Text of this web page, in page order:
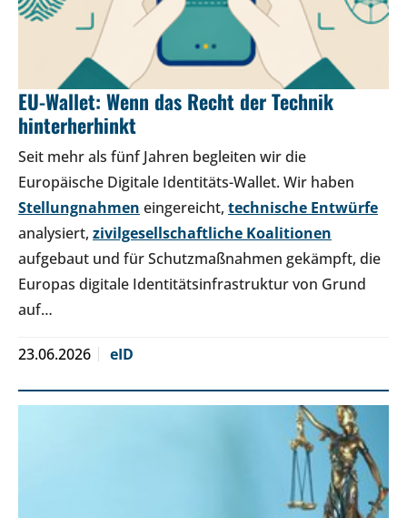
EU-Wallet: Wenn das Recht der Technik
hinterherhinkt
Seit mehr als fünf Jahren begleiten wir die
Europäische Digitale Identitäts-Wallet. Wir haben
Stellungnahmen eingereicht, technische Entwürfe
analysiert, zivilgesellschaftliche Koalitionen
aufgebaut und für Schutzmaßnahmen gekämpft, die
Europas digitale Identitätsinfrastruktur von Grund
auf…
23.06.2026 eID